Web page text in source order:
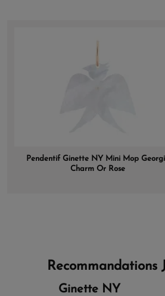
Pendentif Ginette NY Mini Mop
Charm Or Rose
Recommandations
Ginette NY